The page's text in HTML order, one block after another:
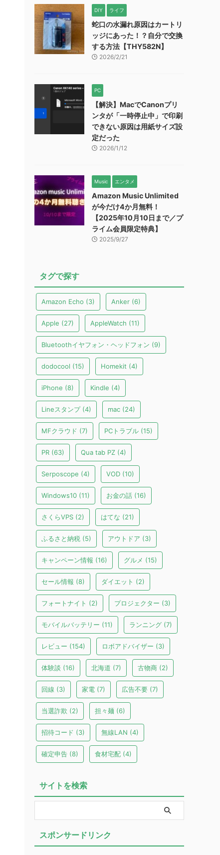
DIY ライフ
蛇口の水漏れ原因はカートリ
ッジにあった！？自分で交換
する方法【THY582N】
2026/2/21
PC
【解決】MacでCanonプリ
ンタが「一時停止中」で印刷
できない原因は用紙サイズ設
定だった
2026/1/12
Music エンタメ
Amazon Music Unlimited
が今だけ4か月無料！
【2025年10月10日まで／プ
ライム会員限定特典】
2025/9/27
タグで探す
Amazon Echo (3) Anker (6)
Apple (27) AppleWatch (11)
Bluetoothイヤフォン・ヘッドフォン (9)
dodocool (15) Homekit (4)
iPhone (8) Kindle (4)
Lineスタンプ(4) mac (24)
MFクラウド (7) PCトラブル (15)
PR (63) Qua tab PZ (4)
Serposcope (4) VOD (10)
Windows10 (11) お金の話 (16)
さくらVPS (2) はてな (21)
ふるさと納税 (5) アウトドア (3)
キャンペーン情報 (16) グルメ (15)
セール情報 (8) ダイエット (2)
フォートナイト (2) プロジェクター (3)
モバイルバッテリー (11) ランニング (7)
レビュー (154) ロボアドバイザー (3)
体験談 (16) 北海道 (7) 古物商 (2)
回線 (3) 家電 (7) 広告不要 (7)
当選詐欺 (2) 担々麺 (6)
招待コード (3) 無線LAN (4)
確定申告 (8) 食材宅配 (4)
サイトを検索
スポンサードリンク